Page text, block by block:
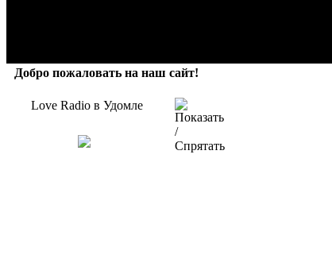
Добро пожаловать на наш сайт!
Love Radio в Удомле